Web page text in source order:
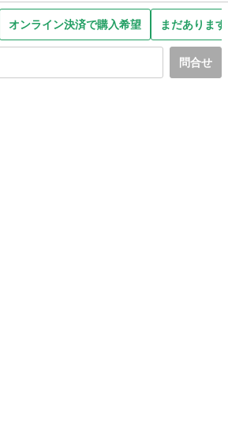
オンライン決済で購入希望 まだありま
問合せ